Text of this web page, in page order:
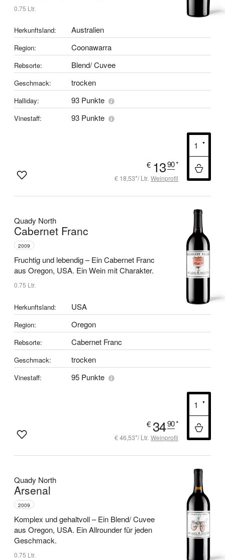
0.75 Ltr.
Herkunftsland: Australien
Region: Coonawarra
Rebsorte: Blend/ Cuvee
Geschmack: trocken
Halliday: 93 Punkte
Vinestaff: 93 Punkte
€ 1390*
€ 18,53*/ Ltr. Weinprofil
Quady North
Cabernet Franc
2009
Fruchtig und lebendig –Ein Cabernet Franc
aus Oregon, USA. Ein Wein mit Charakter.
0.75 Ltr.
Herkunftsland: USA
Region: Oregon
Rebsorte: Cabernet Franc
Geschmack: trocken
Vinestaff: 95 Punkte
€ 3490*
€ 46,53*/ Ltr. Weinprofil
Quady North
Arsenal
2009
Komplex und gehaltvoll –Ein Blend/ Cuvee
aus Oregon, USA. Ein Allrounder für jeden
Geschmack.
0.75 Ltr.